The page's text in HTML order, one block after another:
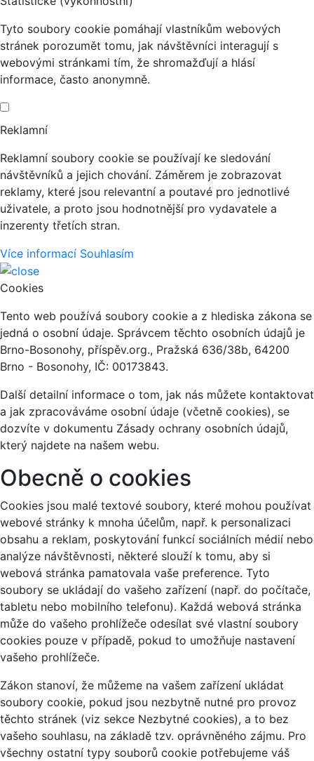
Tyto soubory cookie pomáhají vlastníkům webových
stránek porozumět tomu, jak návštěvníci interagují s
webovými stránkami tím, že shromažďují a hlásí
informace, často anonymně.
Reklamní
Reklamní soubory cookie se používají ke sledování
návštěvníků a jejich chování. Záměrem je zobrazovat
reklamy, které jsou relevantní a poutavé pro jednotlivé
uživatele, a proto jsou hodnotnější pro vydavatele a
inzerenty třetích stran.
Více informací Souhlasím
Cookies
Tento web používá soubory cookie a z hlediska zákona se
jedná o osobní údaje. Správcem těchto osobních údajů je
Brno-Bosonohy, příspěv.org., Pražská 636/38b, 64200
Brno - Bosonohy, IČ: 00173843.
Další detailní informace o tom, jak nás můžete kontaktovat
a jak zpracováváme osobní údaje (včetně cookies), se
dozvíte v dokumentu Zásady ochrany osobních údajů,
který najdete na našem webu.
Obecně o cookies
Cookies jsou malé textové soubory, které mohou používat
webové stránky k mnoha účelům, např. k personalizaci
obsahu a reklam, poskytování funkcí sociálních médií nebo
analýze návštěvnosti, některé slouží k tomu, aby si
webová stránka pamatovala vaše preference. Tyto
soubory se ukládají do vašeho zařízení (např. do počítače,
tabletu nebo mobilního telefonu). Každá webová stránka
může do vašeho prohlížeče odesílat své vlastní soubory
cookies pouze v případě, pokud to umožňuje nastavení
vašeho prohlížeče.
Zákon stanoví, že můžeme na vašem zařízení ukládat
soubory cookie, pokud jsou nezbytně nutné pro provoz
těchto stránek (viz sekce Nezbytné cookies), a to bez
vašeho souhlasu, na základě tzv. oprávněného zájmu. Pro
všechny ostatní typy souborů cookie potřebujeme váš